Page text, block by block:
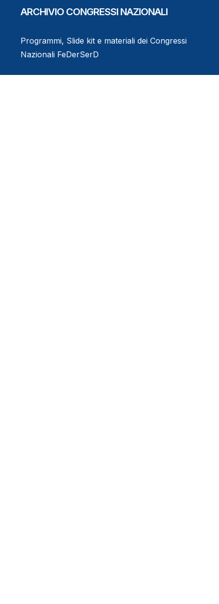
ARCHIVIO CONGRESSI NAZIONALI
Programmi, Slide kit e materiali dei Congressi
Nazionali FeDerSerD